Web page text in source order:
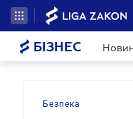
БІЗНЕС
Безпека